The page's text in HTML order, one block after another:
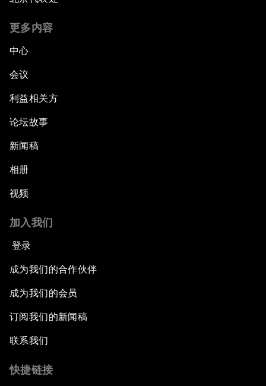
更多内容
中心
会议
利益相关方
论坛故事
新闻稿
相册
视频
加入我们
登录
成为我们的合作伙伴
成为我们的会员
订阅我们的新闻稿
联系我们
快捷链接